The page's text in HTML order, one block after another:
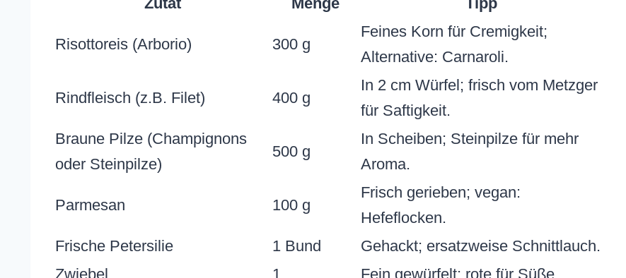
Risottoreis (Arborio) 300 g
Feines Korn für Cremigkeit;
Alternative: Carnaroli.
Rindfleisch (z.B. Filet) 400 g
In 2 cm Würfel; frisch vom Metzger
für Saftigkeit.
Braune Pilze (Champignons
oder Steinpilze)
500 g
In Scheiben; Steinpilze für mehr
Aroma.
Parmesan 100 g
Frisch gerieben; vegan:
Hefeflocken.
Frische Petersilie
1 Bund
Gehackt; ersatzweise Schnittlauch.
Zwiebel
1 Fein gewürfelt; rote für Süße.